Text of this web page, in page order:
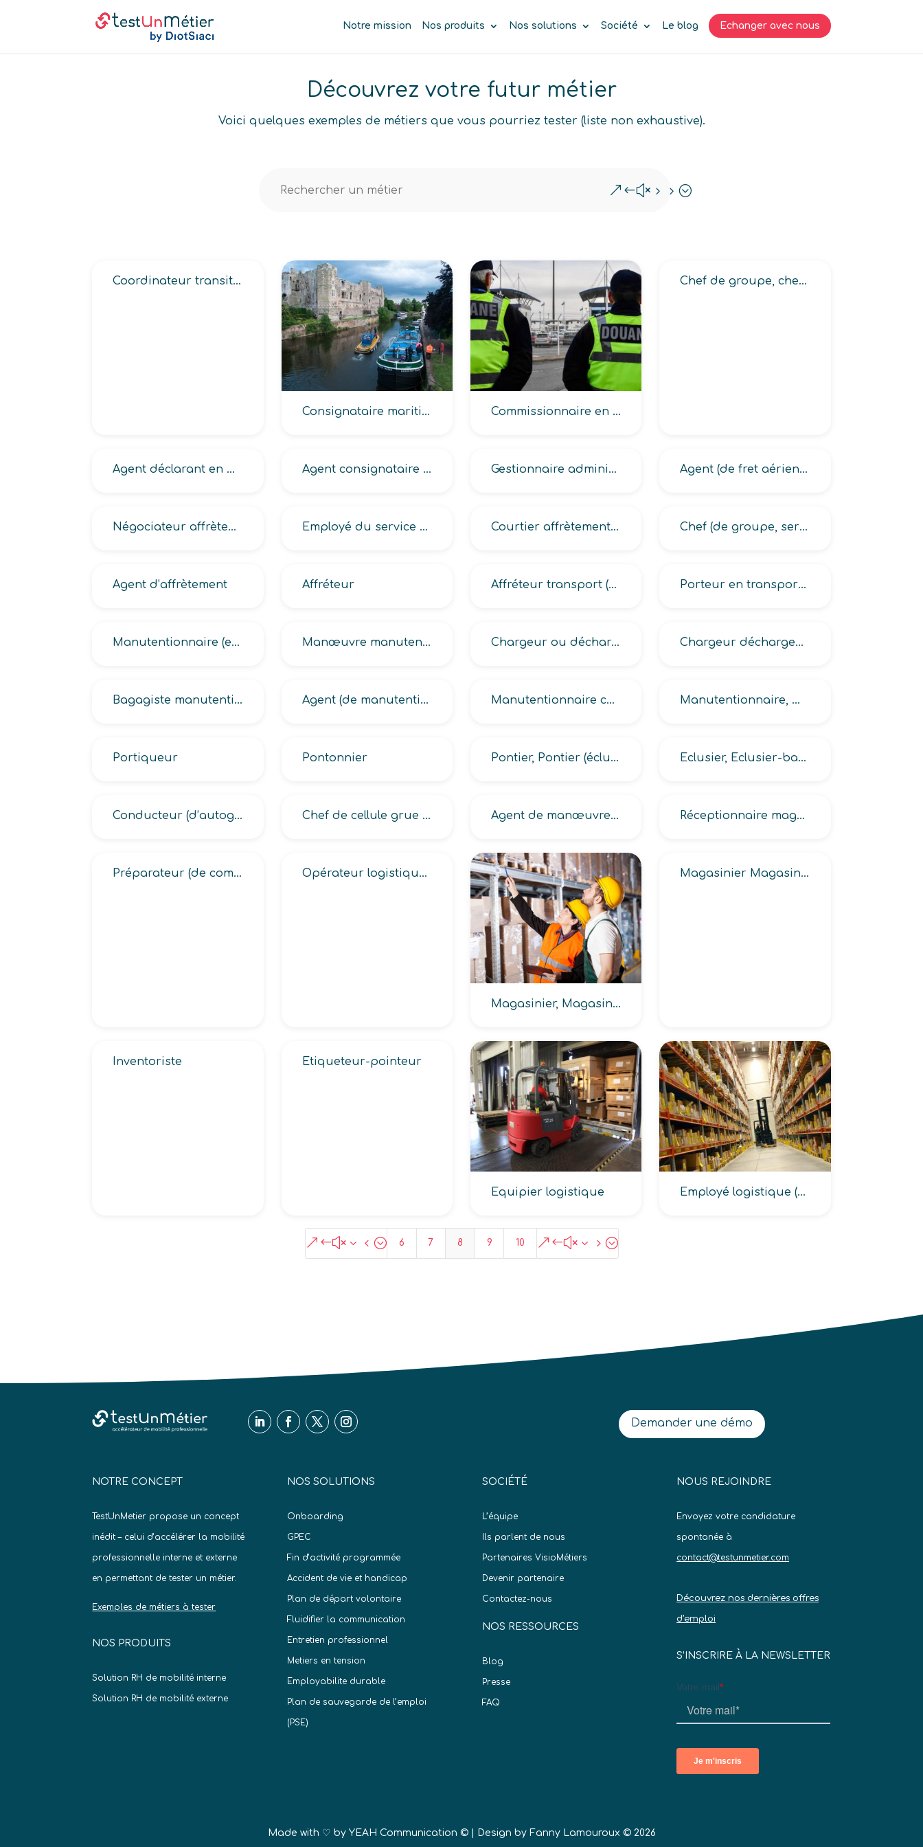
Notre mission Nos produits Nos solutions Société Le blog Echanger avec nous
Découvrez votre futur métier
Voici quelques exemples de métiers que vous pourriez tester (liste non exhaustive).
&#x55;
Coordinateur transit -import, export-
Consignataire maritime Commissionnaire en douane
Chef de groupe, chef de service transit
Agent déclarant en douane Agent consignataire de navire Gestionnaire administratif douane Agent (de fret aérien, de transit, de transit aérien, de transit export, de transit import, de transit maritime)
Négociateur affrètement Employé du service affrètement Courtier affrètement maritime Chef (de groupe, service affrètement)
Agent d’affrètement Affréteur Affréteur transport (aérien, fluvial, international, maritime, routier) Porteur en transport logistique
Manutentionnaire (en produits carnés, en transport logistique) Manœuvre manutentionnaire Chargeur ou déchargeur manutentionnaire Chargeur déchargeur manutentionnaire
Bagagiste manutentionnaire Agent (de manutention de charges lourdes, de quai manutentionnaire) Manutentionnaire caleur sur chantier de ferroutage Manutentionnaire, Manutentionnaire expéditeur
Portiqueur Pontonnier Pontier, Pontier (éclusier régulateur, élingueur) Eclusier, Eclusier-barragiste
Conducteur (d’autogrue, de grue mobile, de grue sur porteur, de pont roulant, de portique, d’engins lourds de manutention) Chef de cellule grue et portique de l’armée Agent de manœuvre et de conduite d’engins lourds de manutention Réceptionnaire magasinage, Réceptionnaire-pointeur, Réceptionnaire-vérificateur de marchandises
Préparateur (de commandes, logistique en entrepôt, magasinier) Opérateur logistique en entrepôt
Magasinier, Magasinier (cariste, d’archives)
Magasinier Magasin de Pièces de Rechange -MPR-
Inventoriste Etiqueteur-pointeur
Equipier logistique Employé logistique (de réception, expédition de marchandises)
&#x34; 6 7 8 9 10 &#x35;
Demander une démo
NOTRE CONCEPT
TestUnMetier propose un concept
inédit – celui d’accélérer la mobilité
professionnelle interne et externe
en permettant de tester un métier.
Exemples de métiers à tester
NOS PRODUITS
Solution RH de mobilité interne
Solution RH de mobilité externe
NOS SOLUTIONS
Onboarding
GPEC
Fin d’activité programmée
Accident de vie et handicap
Plan de départ volontaire
Fluidifier la communication
Entretien professionnel
Metiers en tension
Employabilite durable
Plan de sauvegarde de l’emploi
(PSE)
SOCIÉTÉ
L’équipe
Ils parlent de nous
Partenaires VisioMétiers
Devenir partenaire
Contactez-nous
NOS RESSOURCES
Blog
Presse
FAQ
NOUS REJOINDRE
Envoyez votre candidature
spontanée à
contact@testunmetier.com
Découvrez nos dernières offres
d’emploi
S’INSCRIRE À LA NEWSLETTER
Made with ♡ by YEAH Communication ©| Design by Fanny Lamouroux © 2026